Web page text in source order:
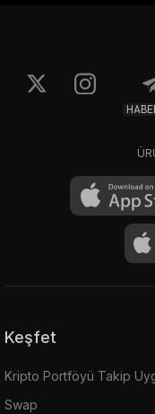
Keşfet
Kripto Portföyü Takip
Swap